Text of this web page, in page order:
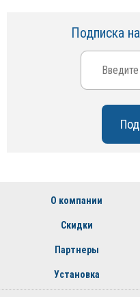
Подписка
О компании
Скидки
Партнеры
Установка